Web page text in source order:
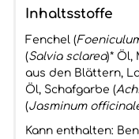
Inhaltsstoffe
Fenchel (
(Salvia sclarea)* Öl,
aus den Blättern,
Öl, Schafgarbe (
(Jasminum
Kann enthalten: